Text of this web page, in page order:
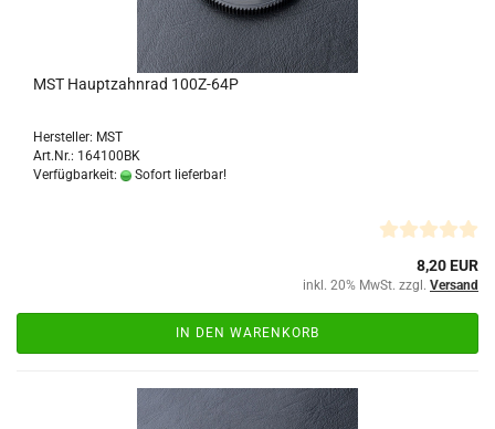
MST Hauptzahnrad 100Z-64P
Hersteller: MST
Art.Nr.: 164100BK
Verfügbarkeit:
Sofort lieferbar!
8,20 EUR
inkl. 20% MwSt. zzgl. Versand
IN DEN WARENKORB